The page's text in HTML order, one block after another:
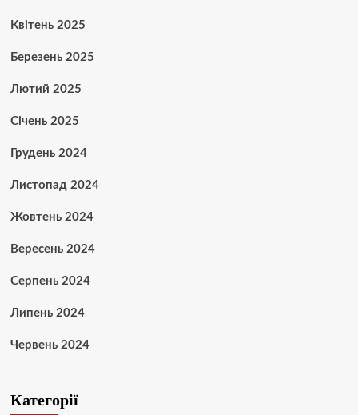
Квітень 2025
Березень 2025
Лютий 2025
Січень 2025
Грудень 2024
Листопад 2024
Жовтень 2024
Вересень 2024
Серпень 2024
Липень 2024
Червень 2024
Категорії